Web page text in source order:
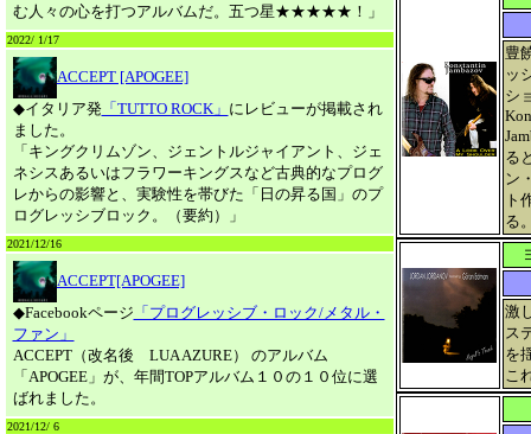
む人々の心を打つアルバムだ。五つ星★★★★★！」
2022/ 1/17
ACCEPT [APOGEE]
◆イタリア発「TUTTO ROCK」 にレビューが掲載され
ました。
「キングクリムゾン、ジェントルジャイアント、ジェ
ネシスあるいはフラワーキングスなど古典的なプログ
レからの影響と、実験性を帯びた「日の昇る国」のプ
ログレッシブロック。（要約）」
2021/12/16
ACCEPT[APOGEE]
◆Facebookページ 「プログレッシブ・ロック/メタル・
ファン」
ACCEPT（改名後 LUA AZURE） のアルバム
「APOGEE」が、年間TOPアルバム１０の１０位に選
ばれました。
2021/12/ 6
豊
ッ
シ
る
ン
ト
る
激
ス
を
こ